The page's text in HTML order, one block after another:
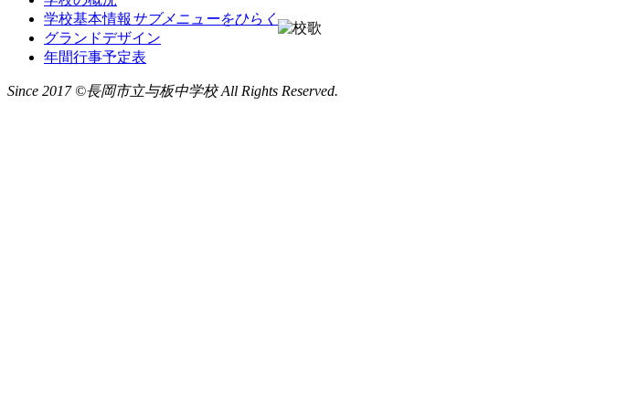
学校基本情報 サブメニューをひらく
グランドデザイン
年間行事予定表
Since 2017 ©長岡市立与板中学校 All Rights Reserved.